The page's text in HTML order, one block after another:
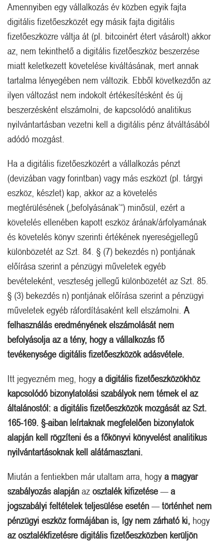
Amennyiben egy vállalkozás év közben egyik fajta
digitális fizetőeszközét egy másik fajta digitális
fizetőeszközre váltja át (pl. bitcoinért étert vásárolt) akkor
az, nem tekinthető a digitális fizetőeszköz beszerzése
miatt keletkezett követelése kiváltásának, mert annak
tartalma lényegében nem változik. Ebből következdőn az
ilyen változást nem indokolt értékesítésként és új
beszerzésként elszámolni, de kapcsolódó analitikus
nyilvántartásban vezetni kell a digitális pénz átváltásából
adódó mozgást.
Ha a digitális fizetőeszközért a vállalkozás pénzt
(devizában vagy forintban) vagy más eszközt (pl. tárgyi
eszköz, készlet) kap, akkor az a követelés
megtérülésének („befolyásának’“) minősül, ezért a
követelés ellenében kapott eszköz árának/árfolyamának
és követelés könyv szerinti értékének nyereségjellegű
különbözetét az Szt. 84. § (7) bekezdés n) pontjának
előírása szerint a pénzügyi műveletek egyéb
bevételeként, veszteség jellegű különbözetét az Szt. 85.
§ (3) bekezdés n) pontjának előírása szerint a pénzügyi
műveletek egyéb ráfordításaként kell elszámolni. A
felhasználás eredményének elszámolását nem
befolyásolja az a tény, hogy a vállalkozás fő
tevékenysége digitális fizetőeszközök adásvétele.
Itt jegyezném meg, hogy a digitális fizetőeszközökhöz
kapcsolódó bizonylatolási szabályok nem térnek el az
általánostól: a digitális fizetőeszközök mozgását az Szt.
165-169. §-aiban leírtaknak megfelelően bizonylatok
alapján kell rögzíteni és a főkönyvi könyvelést analitikus
nyilvántartásoknak kell alátámasztani.
Miután a fentiekben már utaltam arra, hogy a magyar
szabályozás alapján az osztalék kifizetése—a
jogszabályi feltételek teljesülése esetén —történhet nem
pénzügyi eszköz formájában is, így nem zárható ki, hogy
az osztalékfizetésre digitális fizetőeszközben kerüljön